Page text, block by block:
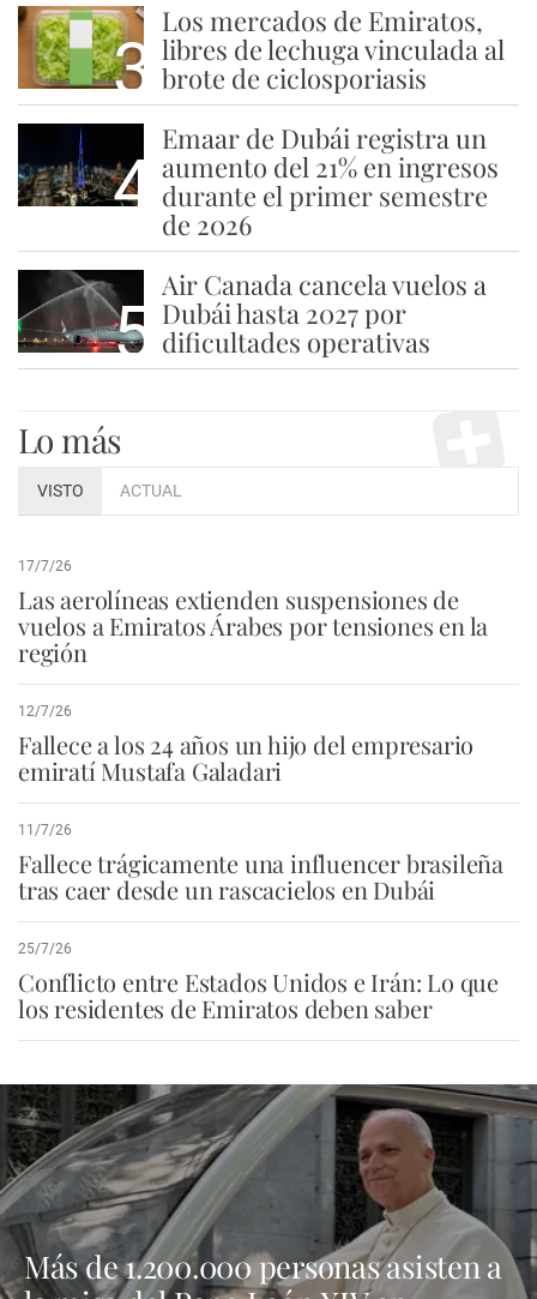
3
Los mercados de Emiratos,
libres de lechuga vinculada al
brote de ciclosporiasis
4
Emaar de Dubái registra un
aumento del 21% en ingresos
durante el primer semestre
de 2026
5
Air Canada cancela vuelos a
Dubái hasta 2027 por
dificultades operativas
Lo más
VISTO ACTUAL
17/7/26
Las aerolíneas extienden suspensiones de
vuelos a Emiratos Árabes por tensiones en la
región
12/7/26
Fallece a los 24 años un hijo del empresario
emiratí Mustafa Galadari
11/7/26
Fallece trágicamente una influencer brasileña
tras caer desde un rascacielos en Dubái
25/7/26
Conflicto entre Estados Unidos e Irán: Lo que
los residentes de Emiratos deben saber
Más de 1.200.000 personas asisten a